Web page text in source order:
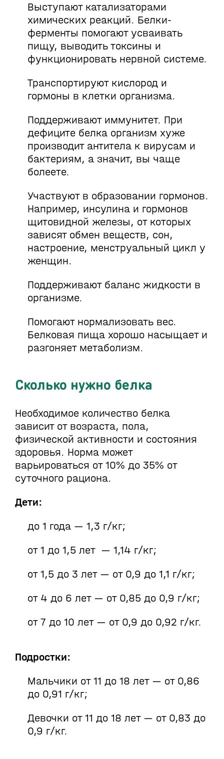
Выступают катализаторами
химических реакций. Белки-
ферменты помогают усваивать
пищу, выводить токсины и
функционировать нервной системе.
Транспортируют кислород и
гормоны в клетки организма.
Поддерживают иммунитет. При
дефиците белка организм хуже
производит антитела к вирусам и
бактериям, а значит, вы чаще
болеете.
Участвуют в образовании гормонов.
Например, инсулина и гормонов
щитовидной железы, от которых
зависят обмен веществ, сон,
настроение, менструальный цикл у
женщин.
Поддерживают баланс жидкости в
организме.
Помогают нормализовать вес.
Белковая пища хорошо насыщает и
разгоняет метаболизм.
Сколько нужно белка
Необходимое количество белка
зависит от возраста, пола,
физической активности и состояния
здоровья. Норма может
варьироваться от 10% до 35% от
суточного рациона.
Дети:
до 1 года — 1,3 г/кг;
от 1 до 1,5 лет — 1,14 г/кг;
от 1,5 до 3 лет — от 0,9 до 1,1 г/кг;
от 4 до 6 лет — от 0,85 до 0,9 г/кг;
от 7 до 10 лет — от 0,9 до 0,92 г/кг.
Подростки:
Мальчики от 11 до 18 лет — от 0,86
до 0,91 г/кг;
Девочки от 11 до 18 лет — от 0,83 до
0,9 г/кг.